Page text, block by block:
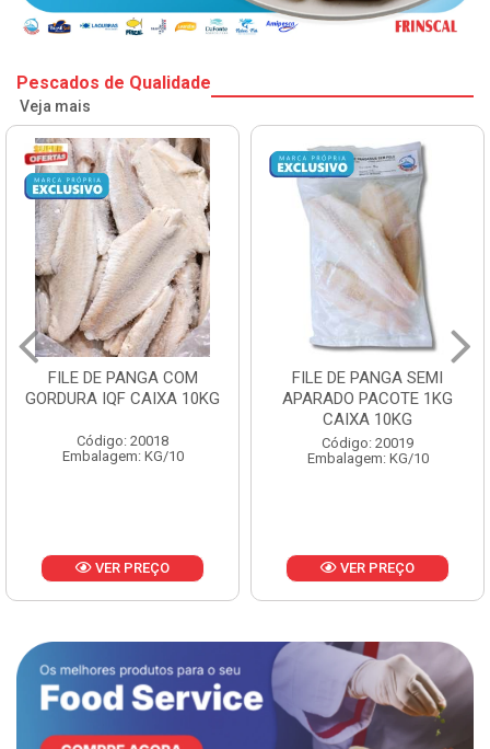
Pescados de Qualidade
Veja mais
FILE DE PANGA SEMI
APARADO PACOTE 1KG
Código: 20019
Embalagem: KG/10
VER PREÇO
POLACA DESFIADA
PESCAMARES PCT5KG
CX10KG
Código: 20161
Embalagem: KG/10
VER PREÇO